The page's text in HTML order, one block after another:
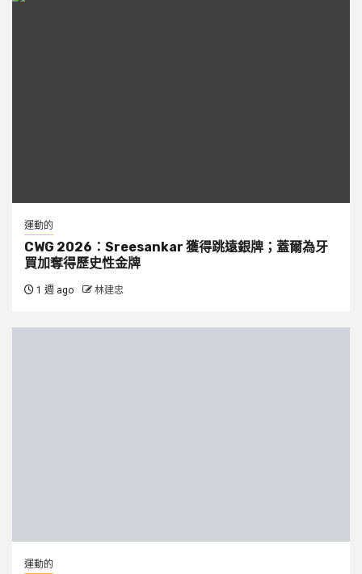
運動的
CWG 2026：Sreesankar 獲得跳遠銀牌；蓋爾為牙
買加奪得歷史性金牌
1 週 ago 林建忠
運動的